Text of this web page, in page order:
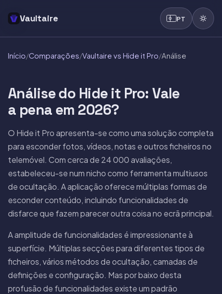
Vaultaire PT
Início/Comparações/Vaultaire vs Hide it Pro/Análise
Análise do Hide it Pro: Vale
a pena em 2026?
O Hide it Pro apresenta-se como uma solução completa
para esconder fotos, vídeos, notas e outros ficheiros no
telemóvel. Com cerca de 24 000 avaliações,
estabeleceu-se num nicho como ferramenta multiusos
de ocultação. A aplicação oferece múltiplas formas de
esconder conteúdo, incluindo funcionalidades de
disfarce que fazem parecer outra coisa no ecrã principal.
A amplitude de funcionalidades é impressionante à
superfície. Múltiplas secções para diferentes tipos de
ficheiros, vários métodos de ocultação, camadas de
definições e configuração. Mas por baixo desta
profusão de funcionalidades existe um padrão